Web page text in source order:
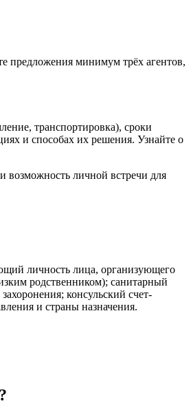
предложения минимум трёх агентов,
транспортировка), сроки
и способах их решения. Узнайте о
возможность личной встречи для
личность лица, организующего
родственником); санитарный
консульский счет-
и страны назначения.